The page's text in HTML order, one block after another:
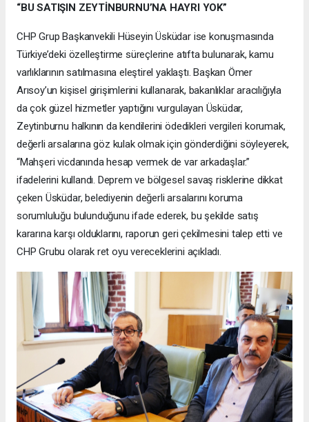
“BU SATIŞIN ZEYTİNBURNU’NA HAYRI YOK”
CHP Grup Başkanvekili Hüseyin Üsküdar ise konuşmasında
Türkiye’deki özelleştirme süreçlerine atıfta bulunarak, kamu
varlıklarının satılmasına eleştirel yaklaştı. Başkan Ömer
Arısoy’un kişisel girişimlerini kullanarak, bakanlıklar aracılığıyla
da çok güzel hizmetler yaptığını vurgulayan Üsküdar,
Zeytinburnu halkının da kendilerini ödedikleri vergileri korumak,
değerli arsalarına göz kulak olmak için gönderdiğini söyleyerek,
“Mahşeri vicdanında hesap vermek de var arkadaşlar.”
ifadelerini kullandı. Deprem ve bölgesel savaş risklerine dikkat
çeken Üsküdar, belediyenin değerli arsalarını koruma
sorumluluğu bulunduğunu ifade ederek, bu şekilde satış
kararına karşı olduklarını, raporun geri çekilmesini talep etti ve
CHP Grubu olarak ret oyu vereceklerini açıkladı.